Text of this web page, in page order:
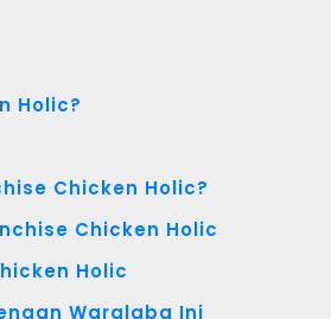
Holic?
Chicken Holic?
Chicken Holic
Holic
Waralaba Ini